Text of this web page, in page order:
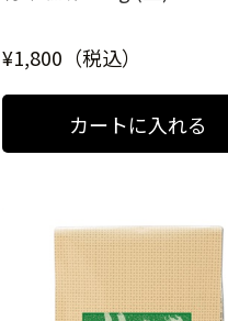
¥1,800（税込）